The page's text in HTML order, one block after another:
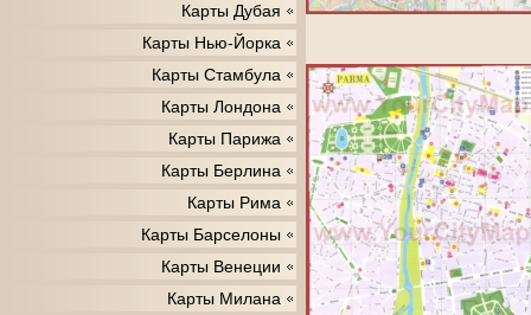
Карты Дубая
Карты Нью-Йорка
Карты Стамбула
Карты Лондона
Карты Парижа
Карты Берлина
Карты Рима
Карты Барселоны
Карты Венеции
Карты Милана